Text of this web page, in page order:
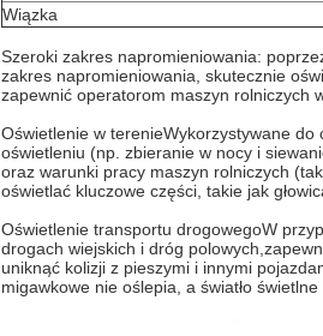
Wiązka
Szeroki zakres napromieniowania:
zakres napromieniowania, skutecznie
zapewnić operatorom maszyn rolniczych
Oświetlenie w terenieWykorzystywane do
oświetleniu (np. zbieranie w nocy i
oraz warunki pracy maszyn rolniczych
oświetlać kluczowe części, takie jak
Oświetlenie transportu drogowegoW
drogach wiejskich i dróg
uniknąć kolizji z pieszymi i innymi
migawkowe nie oślepia, a światło